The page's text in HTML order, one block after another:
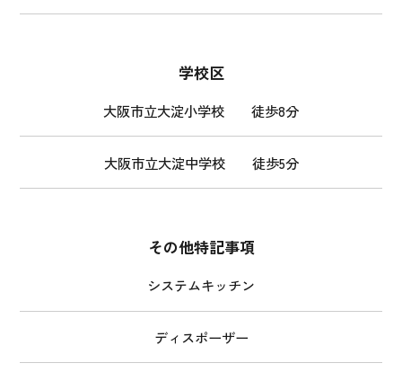
学校区
大阪市立大淀小学校 徒歩8分
大阪市立大淀中学校 徒歩5分
その他特記事項
システムキッチン
ディスポーザー